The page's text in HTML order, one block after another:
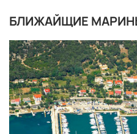
сегодня является,
передней части бухты
прекрасными песчаными
месте лежит ACI Марина
возносит общее
живописный уголок
раб связано с дорожной
БЛИЖАЙЩИЕ